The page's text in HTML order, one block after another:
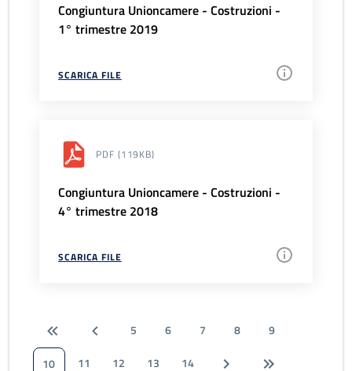
Congiuntura Unioncamere - Costruzioni -
1° trimestre 2019
SCARICA FILE
PDF (119KB)
Congiuntura Unioncamere - Costruzioni -
4° trimestre 2018
SCARICA FILE
5 6 7 8
9
10
11 12 13 14